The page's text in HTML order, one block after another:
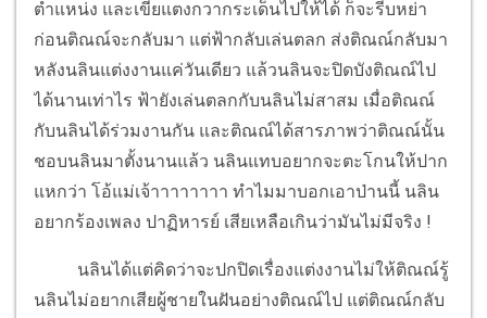
ตำแหน่ง และเขี่ยแตงกวากระเด็นไปให้ได้ ก็จะรีบหย่า
ก่อนติณณ์จะกลับมา แต่ฟ้ากลับเล่นตลก ส่งติณณ์กลับมา
หลังนลินแต่งงานแค่วันเดียว แล้วนลินจะปิดบังติณณ์ไป
ได้นานเท่าไร ฟ้ายังเล่นตลกกับนลินไม่สาสม เมื่อติณณ์
กับนลินได้ร่วมงานกัน และติณณ์ได้สารภาพว่าติณณ์นั้น
ชอบนลินมาตั้งนานแล้ว นลินแทบอยากจะตะโกนให้ปาก
แหกว่า โอ้แม่เจ้าาาาาาาา ทำไมมาบอกเอาป่านนี้ นลิน
อยากร้องเพลง ปาฏิหารย์ เสียเหลือเกินว่ามันไม่มีจริง !
นลินได้แต่คิดว่าจะปกปิดเรื่องแต่งงานไม่ให้ติณณ์รู้
นลินไม่อยากเสียผู้ชายในฝันอย่างติณณ์ไป แต่ติณณ์กลับ